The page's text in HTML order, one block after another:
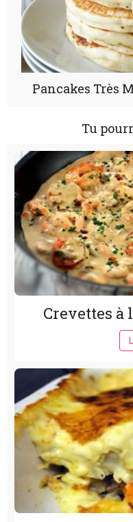
Pancakes Très
Tu
Crevettes à